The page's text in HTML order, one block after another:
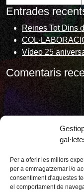
Per a oferir les millors
per a emmagatzemar i/o
consentiment d'aquestes
el comportament de
Entrades
Reines Tot Dins
Vídeo 25
Comentaris
Fes-te